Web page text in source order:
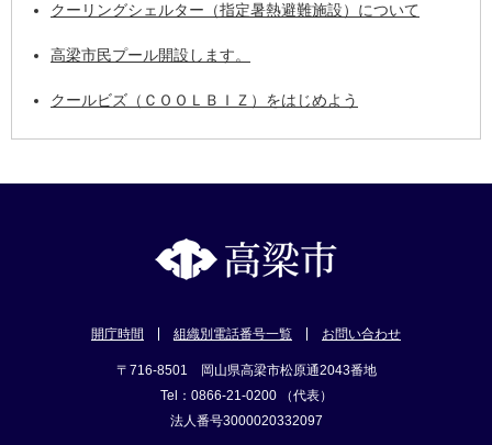
クーリングシェルター（指定暑熱避難施設）について
高梁市民プール開設します。
クールビズ（ＣＯＯＬＢＩＺ）をはじめよう
開庁時間 組織別電話番号一覧 お問い合わせ
〒716-8501 岡山県高梁市松原通2043番地
Tel：0866-21-0200 （代表）
法人番号3000020332097